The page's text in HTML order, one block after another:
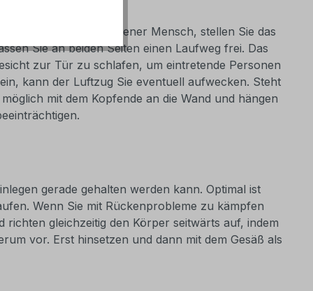
Sie ein eher verfrorener Mensch, stellen Sie das
Sie an beiden Seiten einen Laufweg frei. Das
zur Tür zu schlafen, um eintretende Personen
kann der Luftzug Sie eventuell aufwecken. Steht
mit dem Kopfende an die Wand und hängen
gerade gehalten werden kann. Optimal ist
Wenn Sie mit Rückenprobleme zu kämpfen
gleichzeitig den Körper seitwärts auf, indem
vor. Erst hinsetzen und dann mit dem Gesäß als